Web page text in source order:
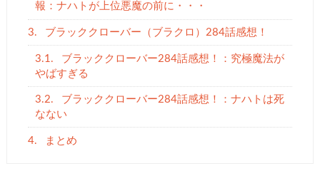
報：ナハトが上位悪魔の前に・・・
3. ブラッククローバー（ブラクロ）284話感想！
3.1.
ブラッククローバー284話感想！：究極魔法が
やばすぎる
3.2.
ブラッククローバー284話感想！：ナハトは死
なない
4. まとめ